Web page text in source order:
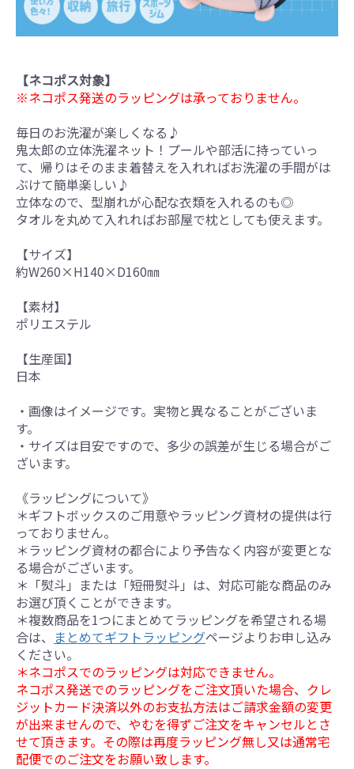
【ネコポス対象】
※ネコポス発送のラッピングは承っておりません。
毎日のお洗濯が楽しくなる♪
鬼太郎の立体洗濯ネット！プールや部活に持っていっ
て、帰りはそのまま着替えを入れればお洗濯の手間がは
ぶけて簡単楽しい♪
立体なので、型崩れが心配な衣類を入れるのも◎
タオルを丸めて入れればお部屋で枕としても使えます。
【サイズ】
約W260×H140×D160㎜
【素材】
ポリエステル
【生産国】
日本
・画像はイメージです。実物と異なることがございま
す。
・サイズは目安ですので、多少の誤差が生じる場合がご
ざいます。
《ラッピングについて》
＊ギフトボックスのご用意やラッピング資材の提供は行
っておりません。
＊ラッピング資材の都合により予告なく内容が変更とな
る場合がございます。
＊「熨斗」または「短冊熨斗」は、対応可能な商品のみ
お選び頂くことができます。
＊複数商品を1つにまとめてラッピングを希望される場
合は、 まとめてギフトラッピングページよりお申し込み
ください。
＊ネコポスでのラッピングは対応できません。
ネコポス発送でのラッピングをご注文頂いた場合、クレ
ジットカード決済以外のお支払方法はご請求金額の変更
が出来ませんので、やむを得ずご注文をキャンセルとさ
せて頂きます。その際は再度ラッピング無し又は通常宅
配便でのご注文をお願い致します。